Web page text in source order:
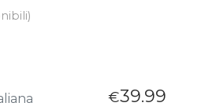
€39.99